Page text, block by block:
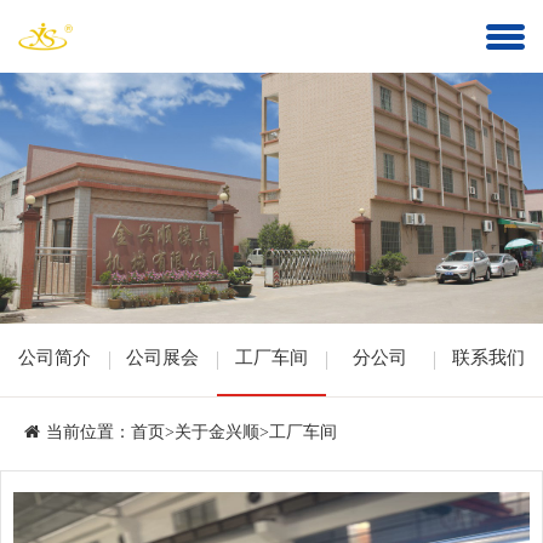
公司简介 公司展会 工厂车间 分公司 联系我们
当前位置： 首页 >关于金兴顺>工厂车间